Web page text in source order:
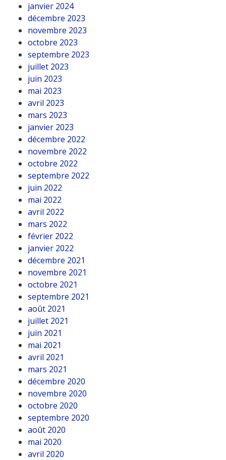
janvier 2024
décembre 2023
novembre 2023
octobre 2023
septembre 2023
juillet 2023
juin 2023
mai 2023
avril 2023
mars 2023
janvier 2023
décembre 2022
novembre 2022
octobre 2022
septembre 2022
juin 2022
mai 2022
avril 2022
mars 2022
février 2022
janvier 2022
décembre 2021
novembre 2021
octobre 2021
septembre 2021
août 2021
juillet 2021
juin 2021
mai 2021
avril 2021
mars 2021
décembre 2020
novembre 2020
octobre 2020
septembre 2020
août 2020
mai 2020
avril 2020